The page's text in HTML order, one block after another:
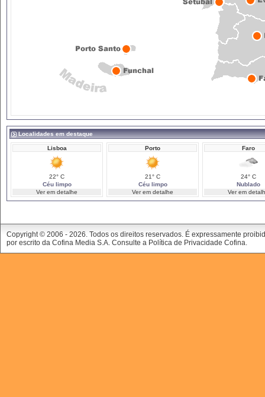
Localidades em destaque
Lisboa
22° C
Céu limpo
Ver em detalhe
Porto
21° C
Céu limpo
Ver em detalhe
Faro
24° C
Nublado
Ver em
Copyright © 2006 - 2026. Todos os direitos reservados. É expressamente
por escrito da Cofina Media S.A. Consulte a Política de Privacidade Cofina.